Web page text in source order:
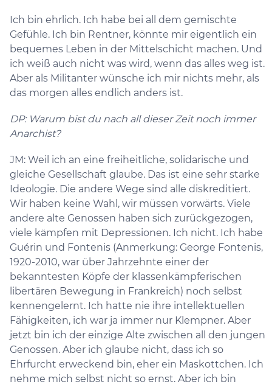
Ich bin ehrlich. Ich habe bei all dem gemischte
Gefühle. Ich bin Rentner, könnte mir eigentlich ein
bequemes Leben in der Mittelschicht machen. Und
ich weiß auch nicht was wird, wenn das alles weg ist.
Aber als Militanter wünsche ich mir nichts mehr, als
das morgen alles endlich anders ist.
DP: Warum bist du nach all dieser Zeit noch immer
Anarchist?
JM: Weil ich an eine freiheitliche, solidarische und
gleiche Gesellschaft glaube. Das ist eine sehr starke
Ideologie. Die andere Wege sind alle diskreditiert.
Wir haben keine Wahl, wir müssen vorwärts. Viele
andere alte Genossen haben sich zurückgezogen,
viele kämpfen mit Depressionen. Ich nicht. Ich habe
Guérin und Fontenis (Anmerkung: George Fontenis,
1920-2010, war über Jahrzehnte einer der
bekanntesten Köpfe der klassenkämpferischen
libertären Bewegung in Frankreich) noch selbst
kennengelernt. Ich hatte nie ihre intellektuellen
Fähigkeiten, ich war ja immer nur Klempner. Aber
jetzt bin ich der einzige Alte zwischen all den jungen
Genossen. Aber ich glaube nicht, dass ich so
Ehrfurcht erweckend bin, eher ein Maskottchen. Ich
nehme mich selbst nicht so ernst. Aber ich bin